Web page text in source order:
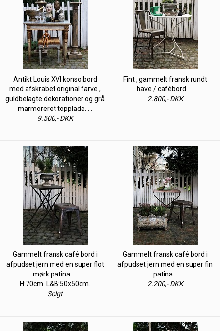
Antikt Louis XVI konsolbord
med afskrabet original farve ,
guldbelagte dekorationer og grå
marmoreret topplade. . .
9.500,- DKK
Fint , gammelt fransk rundt
have / cafébord. . .
2.800,- DKK
Gammelt fransk café bord i
afpudset jern med en super flot
mørk patina. . .
H:70cm. L&B:50x50cm.
Solgt
Gammelt fransk café bord i
afpudset jern med en super fin
patina…
2.200,- DKK